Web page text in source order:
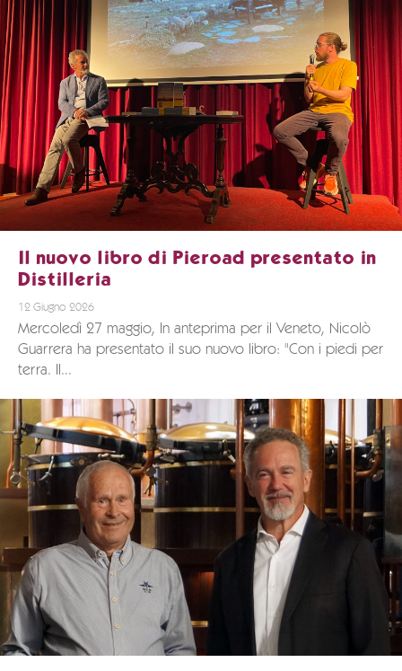
Il nuovo libro di Pieroad presentato in
Distilleria
12 Giugno 2026
Mercoledì 27 maggio, In anteprima per il Veneto, Nicolò
Guarrera ha presentato il suo nuovo libro: "Con i piedi per
terra. Il...